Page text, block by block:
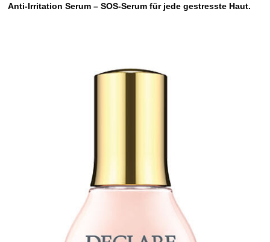
Anti-Irritation Serum – SOS-Serum für jede gestresste Haut.